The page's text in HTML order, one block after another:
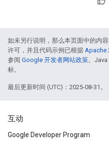
如未另行说明，那么本页面中的内
许可，并且代码示例已根据 Apache
参阅 Google 开发者网站政策。
标。
最后更新时间 (UTC)：2025-08-31。
互动
Google Developer Program